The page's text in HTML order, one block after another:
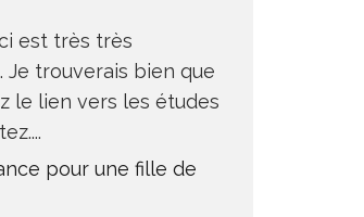
est très très
Je trouverais bien que
le lien vers les études
pour une fille de